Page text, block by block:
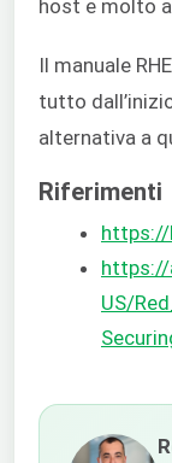
host e molto
Il manuale
tutto
alternativa a
Riferimenti
https://
https://
US/